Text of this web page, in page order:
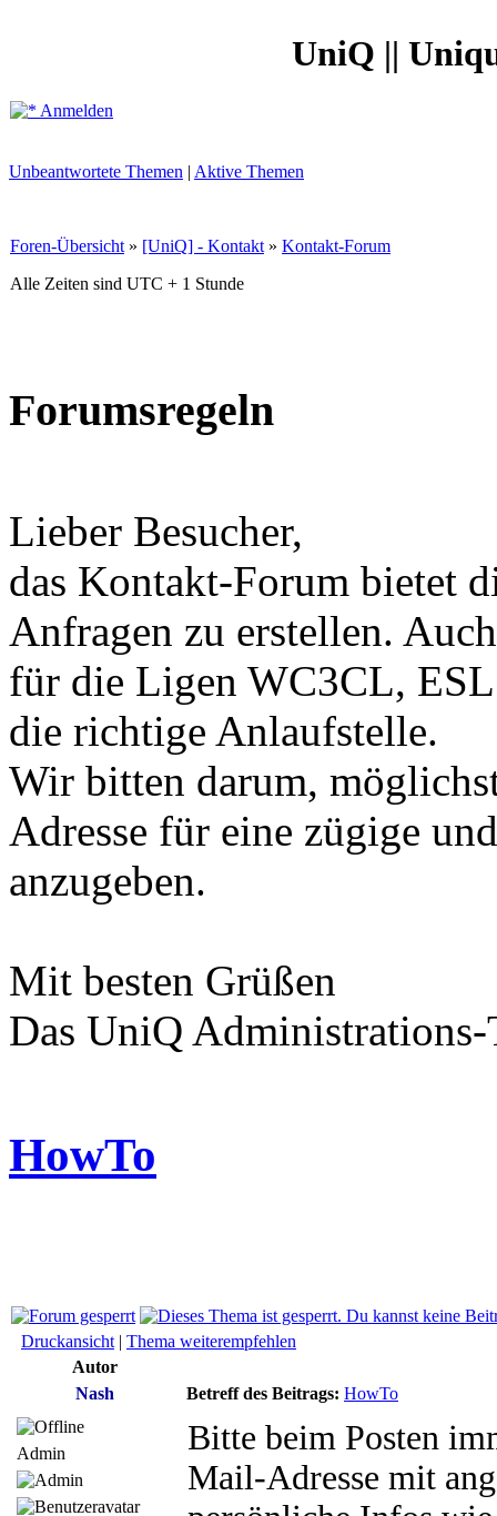
UniQ ||
Anmelden
Unbeantwortete Themen | Aktive Themen
Foren-Übersicht » [UniQ] - Kontakt » Kontakt-Forum
Alle Zeiten sind UTC + 1 Stunde
Forumsregeln
Lieber Besucher,
das Kontakt-Forum bietet
Anfragen zu erstellen.
für die Ligen WC3CL,
die richtige Anlaufstelle.
Wir bitten darum,
Adresse für eine zügige
anzugeben.
Mit besten Grüßen
Das UniQ Administrations-
HowTo
Druckansicht | Thema weiterempfehlen
Autor
Nash
Betreff des Beitrags: HowTo
Admin
Bitte beim Posten
Mail-Adresse mit